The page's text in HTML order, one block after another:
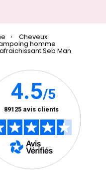
Cheveux
homme
Seb Man